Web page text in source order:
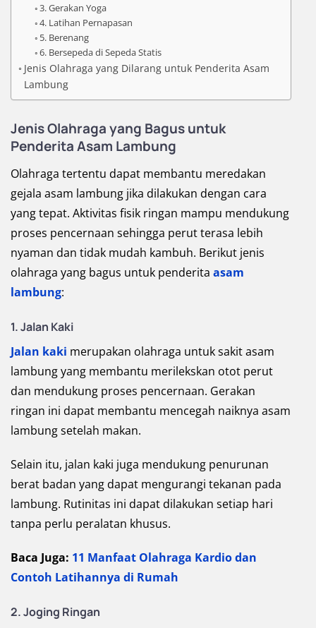
3. Gerakan Yoga
4. Latihan Pernapasan
5. Berenang
6. Bersepeda di Sepeda Statis
Jenis Olahraga yang Dilarang untuk Penderita Asam
Lambung
Jenis Olahraga yang Bagus untuk
Penderita Asam Lambung
Olahraga tertentu dapat membantu meredakan
gejala asam lambung jika dilakukan dengan cara
yang tepat. Aktivitas fisik ringan mampu mendukung
proses pencernaan sehingga perut terasa lebih
nyaman dan tidak mudah kambuh. Berikut jenis
olahraga yang bagus untuk penderita asam
lambung:
1. Jalan Kaki
Jalan kaki merupakan olahraga untuk sakit asam
lambung yang membantu merilekskan otot perut
dan mendukung proses pencernaan. Gerakan
ringan ini dapat membantu mencegah naiknya asam
lambung setelah makan.
Selain itu, jalan kaki juga mendukung penurunan
berat badan yang dapat mengurangi tekanan pada
lambung. Rutinitas ini dapat dilakukan setiap hari
tanpa perlu peralatan khusus.
Baca Juga: 11 Manfaat Olahraga Kardio dan
Contoh Latihannya di Rumah
2. Joging Ringan